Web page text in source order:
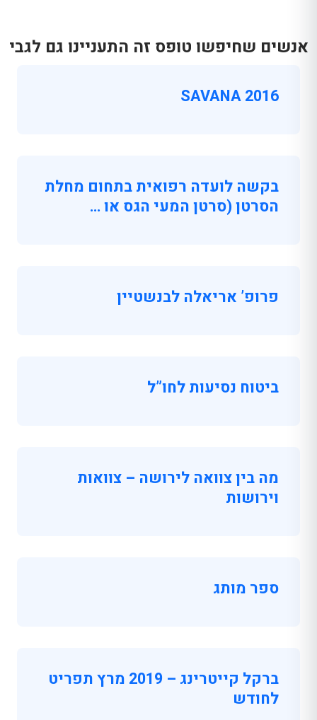
אנשים שחיפשו טופס זה התעניינו גם לגבי
SAVANA 2016
בקשה לועדה רפואית בתחום מחלת
הסרטן (סרטן המעי הגס או …
פרופ’ אריאלה לבנשטיין
ביטוח נסיעות לחו”ל
מה בין צוואה לירושה – צוואות
וירושות
ספר מותג
ברקל קייטרינג – 2019 מרץ תפריט
לחודש